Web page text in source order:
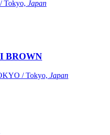
Tokyo, Japan
BROWN
/ Tokyo, Japan